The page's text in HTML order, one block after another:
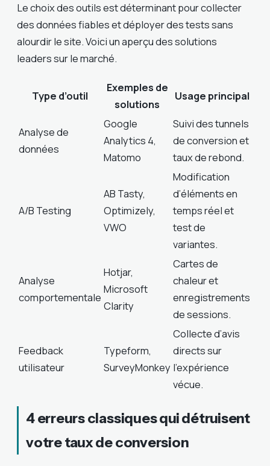
Le choix des outils est déterminant pour collecter
des données fiables et déployer des tests sans
alourdir le site. Voici un aperçu des solutions
leaders sur le marché.
Type d’outil
Exemples de
solutions
Usage principal
Analyse de
données
Google
Analytics 4,
Matomo
Suivi des tunnels
de conversion et
taux de rebond.
A/B Testing
AB Tasty,
Optimizely,
VWO
Modification
d’éléments en
temps réel et
test de
variantes.
Analyse
comportementale
Hotjar,
Microsoft
Clarity
Cartes de
chaleur et
enregistrements
de sessions.
Feedback
utilisateur
Typeform,
SurveyMonkey
Collecte d’avis
directs sur
l’expérience
vécue.
4 erreurs classiques qui détruisent
votre taux de conversion